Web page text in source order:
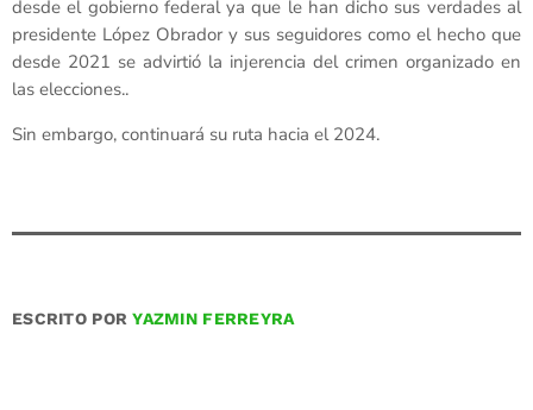
desde el gobierno federal ya que le han dicho sus verdades al
presidente López Obrador y sus seguidores como el hecho que
desde 2021 se advirtió la injerencia del crimen organizado en
las elecciones..
Sin embargo, continuará su ruta hacia el 2024.
ESCRITO PORYAZMIN FERREYRA